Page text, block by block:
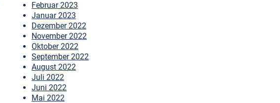
Februar 2023
Januar 2023
Dezember 2022
November 2022
Oktober 2022
September 2022
August 2022
Juli 2022
Juni 2022
Mai 2022